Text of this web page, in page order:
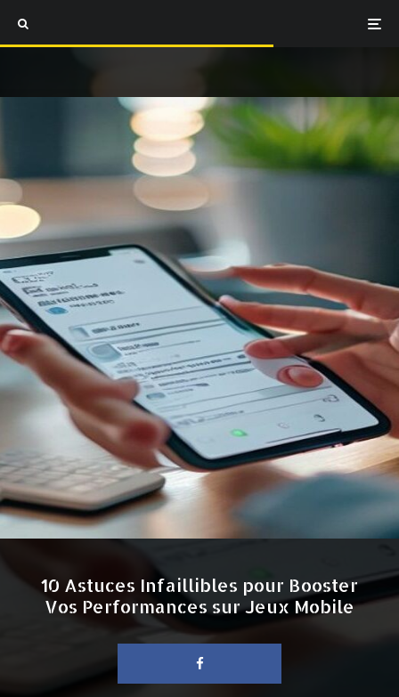
10 Astuces Infaillibles pour Booster
Vos Performances sur Jeux Mobile